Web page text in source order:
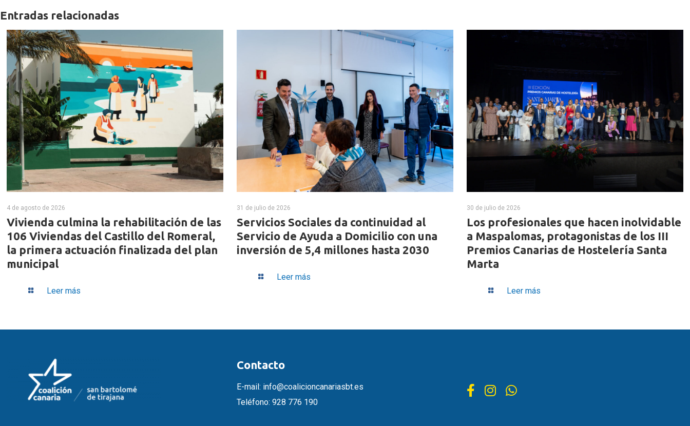
Entradas relacionadas
4 de agosto de 2026
Vivienda culmina la rehabilitación de las
106 Viviendas del Castillo del Romeral,
la primera actuación finalizada del plan
municipal
Leer más
31 de julio de 2026
Servicios Sociales da continuidad al
Servicio de Ayuda a Domicilio con una
inversión de 5,4 millones hasta 2030
Leer más
30 de julio de 2026
Los profesionales que hacen inolvidable
a Maspalomas, protagonistas de los III
Premios Canarias de Hostelería Santa
Marta
Leer más
Contacto
E-mail: info@coalicioncanariasbt.es
Teléfono:928 776 190